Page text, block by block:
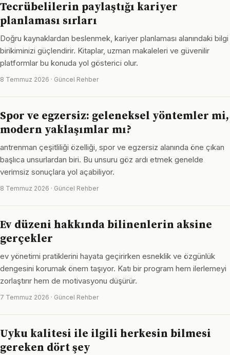
Tecrübelilerin paylaştığı kariyer
planlaması sırları
Doğru kaynaklardan beslenmek, kariyer planlaması alanındaki bilgi
birikiminizi güçlendirir. Kitaplar, uzman makaleleri ve güvenilir
platformlar bu konuda yol gösterici olur.
8 Temmuz 2026 · Güncel Rehber
Spor ve egzersiz: geleneksel yöntemler mi,
modern yaklaşımlar mı?
antrenman çeşitliliği özelliği, spor ve egzersiz alanında öne çıkan
başlıca unsurlardan biri. Bu unsuru göz ardı etmek genelde
verimsiz sonuçlara yol açabiliyor.
8 Temmuz 2026 · Güncel Rehber
Ev düzeni hakkında bilinenlerin aksine
gerçekler
ev yönetimi pratiklerini hayata geçirirken esneklik ve özgünlük
dengesini korumak önem taşıyor. Katı bir program hem ilerlemeyi
zorlaştırır hem de motivasyonu düşürür.
7 Temmuz 2026 · Güncel Rehber
Uyku kalitesi ile ilgili herkesin bilmesi
gereken dört şey